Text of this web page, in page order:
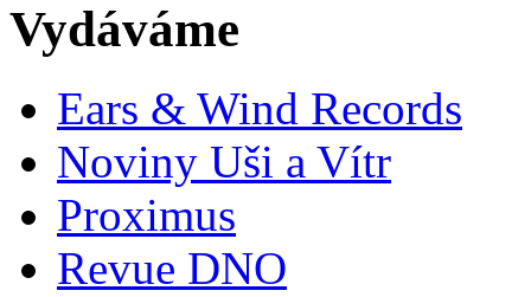
Vydáváme
Ears & Wind Records
Noviny Uši a Vítr
Proximus
Revue DNO